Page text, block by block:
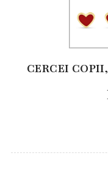
CERCEI